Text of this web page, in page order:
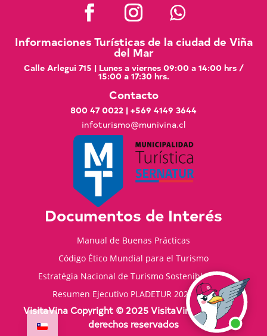
Informaciones Turísticas de la ciudad de Viña
del Mar
Calle Arlegui 715 | Lunes a viernes 09:00 a 14:00 hrs /
15:00 a 17:30 hrs.
Contacto
800 47 0022 | +569 4149 3644
infoturismo@munivina.cl
Documentos de Interés
Manual de Buenas Prácticas
Código Ético Mundial para el Turismo
Estratégia Nacional de Turismo Sostenible 2035
Resumen Ejecutivo PLADETUR 2025-2023
VisitaVina Copyright © 2025 VisitaVina - Todos los
derechos reservados